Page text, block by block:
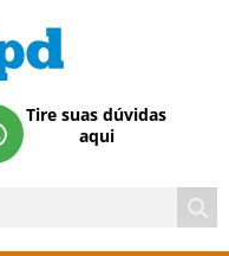
Tire suas dúvidas
aqui